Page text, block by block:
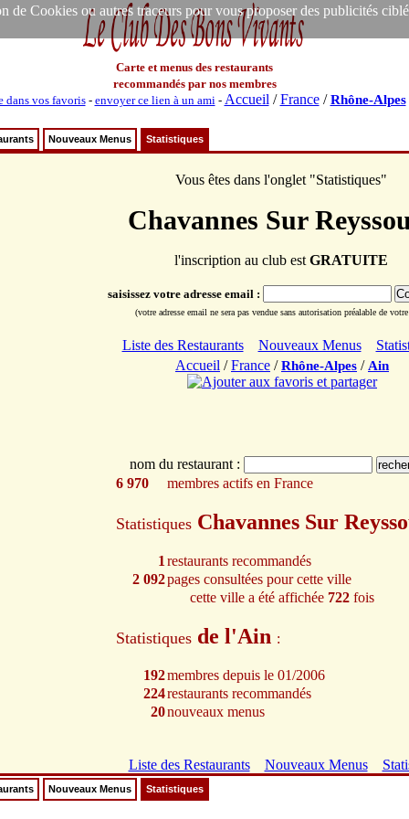
Cookies ou autres traceurs pour vous proposer des publicités
Carte et menus des restaurants
recommandés par nos membres
dans vos favoris- envoyer ce lien à un ami- Accueil /France/Rhône-Alpes
Nouveaux Menus Statistiques
Vous êtes dans l'onglet "Statistiques"
Chavannes Sur
l'inscription au club est GRATUITE
saisissez votre adresse email :
(votre adresse email ne sera pas vendue sans autorisation préalable de
Liste des Restaurants Nouveaux Menus
Accueil /France /Rhône-Alpes / Ain
nom du restaurant :
6 970
membres actifs en France
Statistiques Chavannes Sur
1 restaurants recommandés
2 092pages consultées pour cette ville
cette ville a été affichée 722 fois
Statistiques de l'Ain :
192membres depuis le 01/2006
224restaurants recommandés
20nouveaux menus
Liste des Restaurants Nouveaux Menus
Nouveaux Menus Statistiques